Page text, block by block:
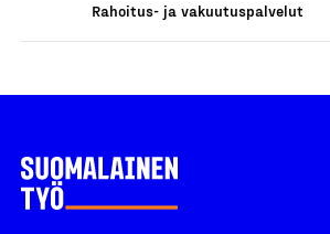
Rahoitus- ja vakuutuspalvelut